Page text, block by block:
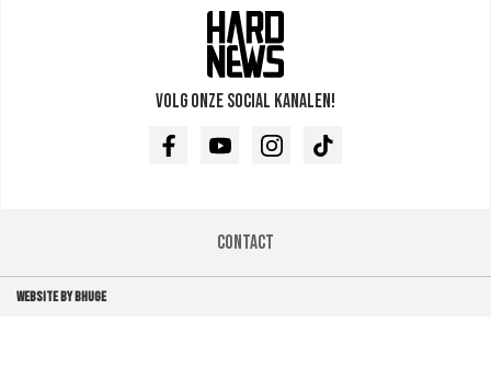
Volg onze social kanalen!
FacebookYoutubeInstagramTikTok
Contact
WEBSITE BY BHUGE